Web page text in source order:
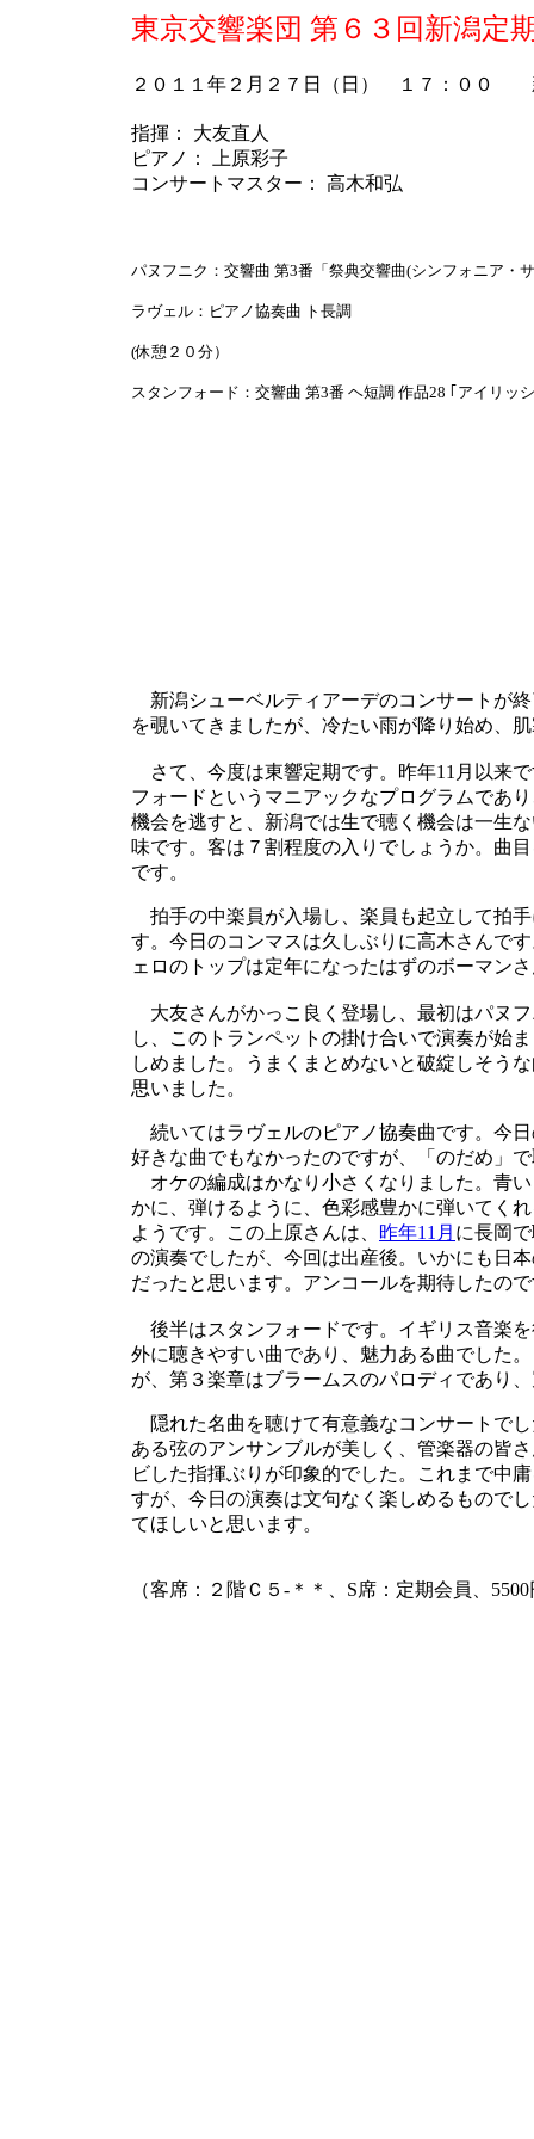
東京交響楽団 第６３回新潟定
２０１１年２月２７日（日） １７：００
指揮： 大友直人
ピアノ： 上原彩子
コンサートマスター： 高木和弘
パヌフニク：交響曲 第3番「祭典交響曲(シンフォニア・
ラヴェル：ピアノ協奏曲 ト長調
(休憩２０分）
スタンフォード：交響曲 第3番 ヘ短調 作品28 ｢アイリッ
新潟シューベルティアーデのコンサートが
を覗いてきましたが、冷たい雨が降り始め、
さて、今度は東響定期です。昨年11月以来
フォードというマニアックなプログラムであ
機会を逃すと、新潟では生で聴く機会は一生
味です。客は７割程度の入りでしょうか。曲
です。
拍手の中楽員が入場し、楽員も起立して拍
す。今日のコンマスは久しぶりに高木さんで
ェロのトップは定年になったはずのボーマン
大友さんがかっこ良く登場し、最初はパヌ
し、このトランペットの掛け合いで演奏が始
しめました。うまくまとめないと破綻しそう
思いました。
続いてはラヴェルのピアノ協奏曲です。今
好きな曲でもなかったのですが、「のだめ」
オケの編成はかなり小さくなりました。青
かに、弾けるように、色彩感豊かに弾いてく
ようです。この上原さんは、 昨年11月 に長岡
の演奏でしたが、今回は出産後。いかにも日
だったと思います。アンコールを期待したの
後半はスタンフォードです。イギリス音楽
外に聴きやすい曲であり、魅力ある曲でした
が、第３楽章はブラームスのパロディであり
隠れた名曲を聴けて有意義なコンサートで
ある弦のアンサンブルが美しく、管楽器の皆
ビした指揮ぶりが印象的でした。これまで中
すが、今日の演奏は文句なく楽しめるもので
てほしいと思います。
（客席：２階Ｃ５-＊＊、S席：定期会員、